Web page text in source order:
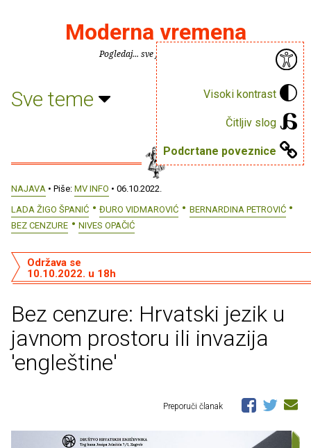
Visoki kontrast
Čitljiv slog
Podcrtane poveznice
Moderna vremena
Pogledaj... sve je puno knjiga.
Sve teme
NAJAVA • Piše: MV INFO • 06.10.2022.
LADA ŽIGO ŠPANIĆ
ĐURO VIDMAROVIĆ
BERNARDINA PETROVIĆ
BEZ CENZURE
NIVES OPAČIĆ
Bez cenzure: Hrvatski jezik u
javnom prostoru ili invazija
'engleštine'
Održava se
10.10.2022. u 18h
Preporuči članak